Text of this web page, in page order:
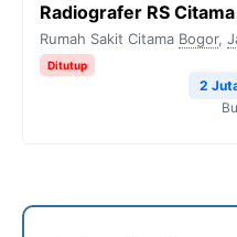
Radiografer RS Citama
Rumah Sakit Citama Bogor,
Ditutup
2